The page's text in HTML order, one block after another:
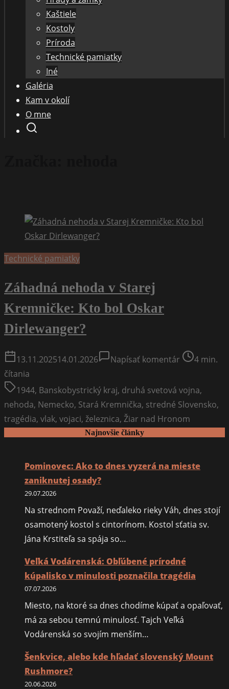
Kaštiele
Kostoly
Príroda
Technické pamiatky
Iné
Galéria
Kam v okolí
O mne
Technické pamiatky
Záhadná nehoda v Starej
Kremničke: Kto bol Oskar
Dirlewanger?
13.11.202514.01.2026 Napísať komentár on
nehoda
v
Kremničke:
Oskar
Post
time
4 min.
čítania
1944, Banskobystrický kraj, druhá svetová vojna,
nehoda, Nemecko, Stará Kremnička, stredné Slovensko,
tragédia, vlak, vojaci, železnica, Žiar nad Hronom
Najnovšie články
Pominovec: Ako to dnes vyzerá na mieste
zaniknutej osady?
29.07.2026
Na strednom Považí, neďaleko rieky Váh, dnes stojí
osamotený kostol s cintorínom. Kostol sťatia sv.
Jána Krstiteľa sa spája so…
Veľká Vodárenská: Obľúbené prírodné
kúpalisko v minulosti poznačila tragédia
07.07.2026
Miesto, na ktoré sa dnes chodíme kúpať a opaľovať,
má za sebou temnú minulosť. Tajch Veľká
Vodárenská so svojím menším…
Šenkvice, alebo kde hľadať slovenský Mount
Rushmore?
20.06.2026